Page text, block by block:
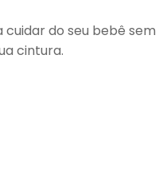
do seu bebê sem
cintura.